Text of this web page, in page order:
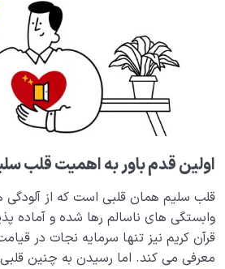
مهم‌ترین معیارهای تشخیص خیر و شر
روزمره کدام‌ است؟
مقایسه نتیجه مداومت در خیر و شر؛
و شر نابود شدنی؟
چرا در معارف اسلامی اهل بیت (علیهم
عمل
مثبت اندیشی اسلامی از چه دیدگاهی
چگونه به اصلاح سبک زندگی می انجامد؟
اولین قدم باور به اهمیت قلب
قلب سلیم همان قلبی است که از آلودگی
وابستگی های ناسالم رها شده و
قرآن کریم نیز تنها سرمایه نجات در
معرفی می کند. اما رسیدن به چنین